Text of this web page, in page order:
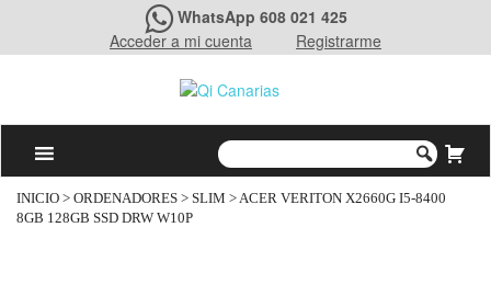
WhatsApp 608 021 425
Acceder a mi cuenta
Registrarme
INICIO > ORDENADORES > SLIM > ACER VERITON X2660G I5-8400
8GB 128GB SSD DRW W10P